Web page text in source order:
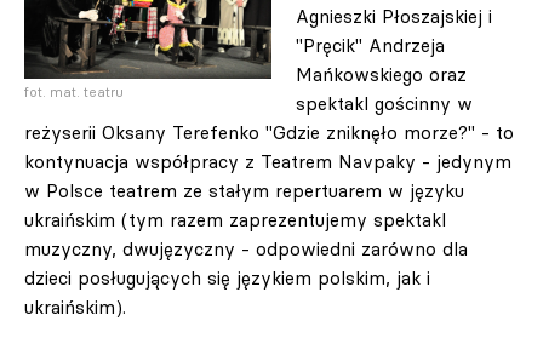
fot. mat. teatru
Agnieszki Płoszajskiej i
"Pręcik" Andrzeja
Mańkowskiego oraz
spektakl gościnny w
reżyserii Oksany Terefenko "Gdzie zniknęło morze?" - to
kontynuacja współpracy z Teatrem Navpaky - jedynym
w Polsce teatrem ze stałym repertuarem w języku
ukraińskim (tym razem zaprezentujemy spektakl
muzyczny, dwujęzyczny - odpowiedni zarówno dla
dzieci posługujących się językiem polskim, jak i
ukraińskim).